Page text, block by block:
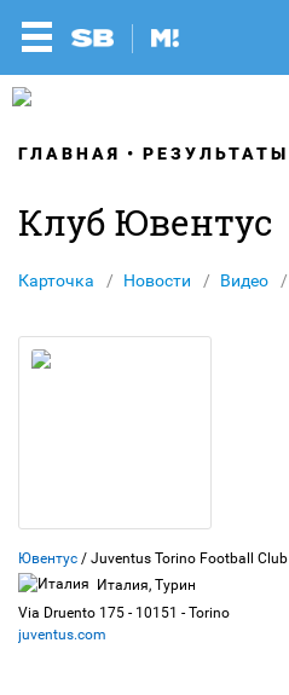
ГЛАВНАЯ РЕЗУЛЬТАТЫ
Клуб Ювентус
Карточка Новости Видео
Ювентус / Juventus Torino Football Club
Италия, Турин
Via Druento 175 - 10151 - Torino
juventus.com